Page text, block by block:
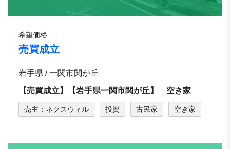
希望価格
売買成立
岩手県 / 一関市関が丘
【売買成立】【岩手県一関市関が丘】 空き家
売主：ネクスウィル 投資 古民家 空き家